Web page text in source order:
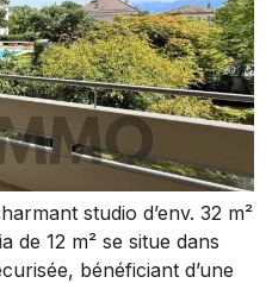
studio d’env. 32 m²
de 12 m² se situe dans
bénéficiant d’une